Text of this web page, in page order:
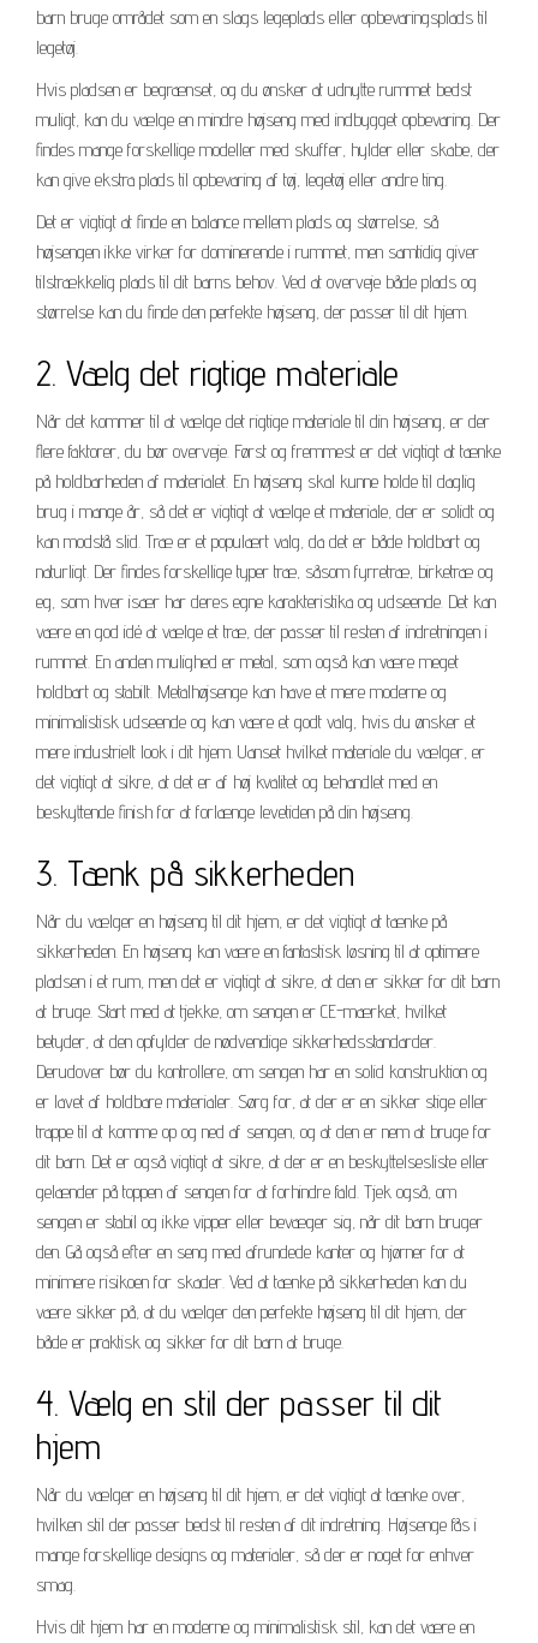
barn bruge området som en slags legeplads eller opbevaringsplads til
legetøj.
Hvis pladsen er begrænset, og du ønsker at udnytte rummet bedst
muligt, kan du vælge en mindre højseng med indbygget opbevaring. Der
findes mange forskellige modeller med skuffer, hylder eller skabe, der
kan give ekstra plads til opbevaring af tøj, legetøj eller andre ting.
Det er vigtigt at finde en balance mellem plads og størrelse, så
højsengen ikke virker for dominerende i rummet, men samtidig giver
tilstrækkelig plads til dit barns behov. Ved at overveje både plads og
størrelse kan du finde den perfekte højseng, der passer til dit hjem.
2. Vælg det rigtige materiale
Når det kommer til at vælge det rigtige materiale til din højseng, er der
flere faktorer, du bør overveje. Først og fremmest er det vigtigt at tænke
på holdbarheden af materialet. En højseng skal kunne holde til daglig
brug i mange år, så det er vigtigt at vælge et materiale, der er solidt og
kan modstå slid. Træ er et populært valg, da det er både holdbart og
naturligt. Der findes forskellige typer træ, såsom fyrretræ, birketræ og
eg, som hver især har deres egne karakteristika og udseende. Det kan
være en god idé at vælge et træ, der passer til resten af indretningen i
rummet. En anden mulighed er metal, som også kan være meget
holdbart og stabilt. Metalhøjsenge kan have et mere moderne og
minimalistisk udseende og kan være et godt valg, hvis du ønsker et
mere industrielt look i dit hjem. Uanset hvilket materiale du vælger, er
det vigtigt at sikre, at det er af høj kvalitet og behandlet med en
beskyttende finish for at forlænge levetiden på din højseng.
3. Tænk på sikkerheden
Når du vælger en højseng til dit hjem, er det vigtigt at tænke på
sikkerheden. En højseng kan være en fantastisk løsning til at optimere
pladsen i et rum, men det er vigtigt at sikre, at den er sikker for dit barn
at bruge. Start med at tjekke, om sengen er CE-mærket, hvilket
betyder, at den opfylder de nødvendige sikkerhedsstandarder.
Derudover bør du kontrollere, om sengen har en solid konstruktion og
er lavet af holdbare materialer. Sørg for, at der er en sikker stige eller
trappe til at komme op og ned af sengen, og at den er nem at bruge for
dit barn. Det er også vigtigt at sikre, at der er en beskyttelsesliste eller
gelænder på toppen af sengen for at forhindre fald. Tjek også, om
sengen er stabil og ikke vipper eller bevæger sig, når dit barn bruger
den. Gå også efter en seng med afrundede kanter og hjørner for at
minimere risikoen for skader. Ved at tænke på sikkerheden kan du
være sikker på, at du vælger den perfekte højseng til dit hjem, der
både er praktisk og sikker for dit barn at bruge.
4. Vælg en stil der passer til dit
hjem
Når du vælger en højseng til dit hjem, er det vigtigt at tænke over,
hvilken stil der passer bedst til resten af dit indretning. Højsenge fås i
mange forskellige designs og materialer, så der er noget for enhver
smag.
Hvis dit hjem har en moderne og minimalistisk stil, kan det være en